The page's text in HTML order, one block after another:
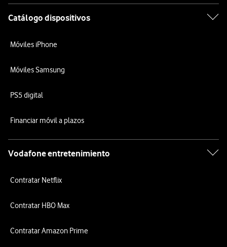
Catálogo dispositivos
Móviles iPhone
Móviles Samsung
PS5 digital
Financiar móvil a plazos
Vodafone entretenimiento
Contratar Netflix
Contratar HBO Max
Contratar Amazon Prime